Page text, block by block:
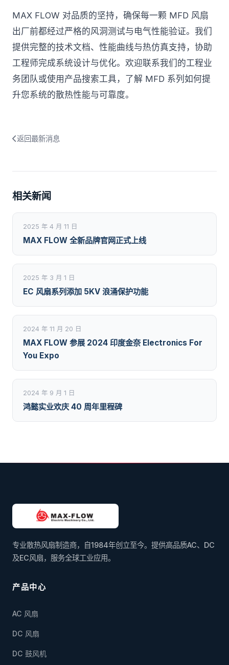
MAX FLOW 对品质的坚持，确保每一颗 MFD 风扇
出厂前都经过严格的风洞测试与电气性能验证。我们
提供完整的技术文档、性能曲线与热仿真支持，协助
工程师完成系统设计与优化。欢迎联系我们的工程业
务团队或使用产品搜索工具，了解 MFD 系列如何提
升您系统的散热性能与可靠度。
返回最新消息
相关新闻
2025 年 4 月 11 日
MAX FLOW 全新品牌官网正式上线
2025 年 3 月 1 日
EC 风扇系列添加 5KV 浪涌保护功能
2024 年 11 月 20 日
MAX FLOW 参展 2024 印度金奈 Electronics For
You Expo
2024 年 9 月 1 日
鸿懿实业欢庆 40 周年里程碑
专业散热风扇制造商，自1984年创立至今。提供高品质AC、DC
及EC风扇，服务全球工业应用。
产品中心
AC 风扇
DC 风扇
DC 鼓风机